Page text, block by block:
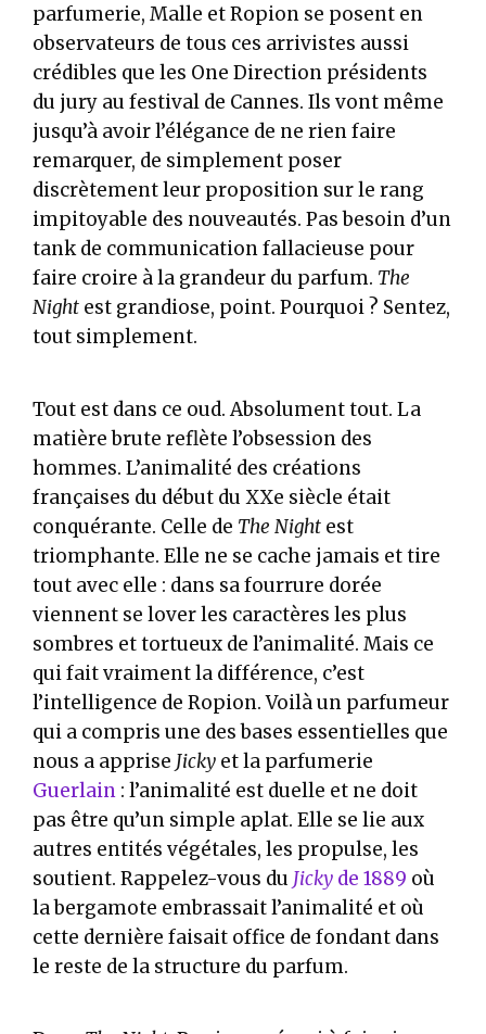
parfumerie, Malle et Ropion se posent en
observateurs de tous ces arrivistes aussi
crédibles que les One Direction présidents
du jury au festival de Cannes. Ils vont même
jusqu’à avoir l’élégance de ne rien faire
remarquer, de simplement poser
discrètement leur proposition sur le rang
impitoyable des nouveautés. Pas besoin d’un
tank de communication fallacieuse pour
faire croire à la grandeur du parfum. The
Night est grandiose, point. Pourquoi ? Sentez,
tout simplement.
Tout est dans ce oud. Absolument tout. La
matière brute reflète l’obsession des
hommes. L’animalité des créations
françaises du début du XXe siècle était
conquérante. Celle de The Night est
triomphante. Elle ne se cache jamais et tire
tout avec elle : dans sa fourrure dorée
viennent se lover les caractères les plus
sombres et tortueux de l’animalité. Mais ce
qui fait vraiment la différence, c’est
l’intelligence de Ropion. Voilà un parfumeur
qui a compris une des bases essentielles que
nous a apprise Jicky et la parfumerie
Guerlain : l’animalité est duelle et ne doit
pas être qu’un simple aplat. Elle se lie aux
autres entités végétales, les propulse, les
soutient. Rappelez-vous du Jicky de 1889 où
la bergamote embrassait l’animalité et où
cette dernière faisait office de fondant dans
le reste de la structure du parfum.